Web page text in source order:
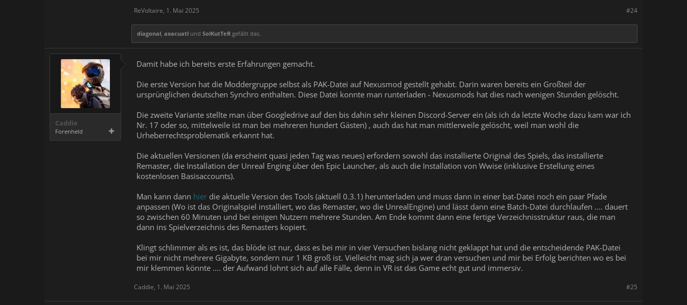
#24
ReVoltaire, 1. Mai 2025
diagonal axacuatl und SolKutTeR gefällt das.
Caddie
Forenheld
Damit habe ich bereits erste Erfahrungen gemacht.
Die erste Version hat die Moddergruppe selbst als PAK-Datei auf Nexusmod gestellt gehabt. Darin waren bereits ein Großteil der
ursprünglichen deutschen Synchro enthalten. Diese Datei konnte man runterladen - Nexusmods hat dies nach wenigen Stunden gelöscht.
Die zweite Variante stellte man über Googledrive auf den bis dahin sehr kleinen Discord-Server ein (als ich da letzte Woche dazu kam war ich
Nr. 17 oder so, mittelweile ist man bei mehreren hundert Gästen) , auch das hat man mittlerweile gelöscht, weil man wohl die
Urheberrechtsproblematik erkannt hat.
Die aktuellen Versionen (da erscheint quasi jeden Tag was neues) erfordern sowohl das installierte Original des Spiels, das installierte
Remaster, die Installation der Unreal Enging über den Epic Launcher, als auch die Installation von Wwise (inklusive Erstellung eines
kostenlosen Basisaccounts).
Man kann dann hier die aktuelle Version des Tools (aktuell 0.3.1) herunterladen und muss dann in einer bat-Datei noch ein paar Pfade
anpassen (Wo ist das Originalspiel installiert, wo das Remaster, wo die UnrealEngine) und lässt dann eine Batch-Datei durchlaufen .... dauert
so zwischen 60 Minuten und bei einigen Nutzern mehrere Stunden. Am Ende kommt dann eine fertige Verzeichnisstruktur raus, die man
dann ins Spielverzeichnis des Remasters kopiert.
Klingt schlimmer als es ist, das blöde ist nur, dass es bei mir in vier Versuchen bislang nicht geklappt hat und die entscheidende PAK-Datei
bei mir nicht mehrere Gigabyte, sondern nur 1 KB groß ist. Vielleicht mag sich ja wer dran versuchen und mir bei Erfolg berichten wo es bei
mir klemmen könnte .... der Aufwand lohnt sich auf alle Fälle, denn in VR ist das Game echt gut und immersiv.
#25
Caddie, 1. Mai 2025